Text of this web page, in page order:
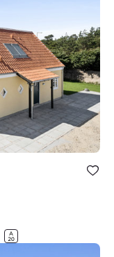
Bolig er
under dine